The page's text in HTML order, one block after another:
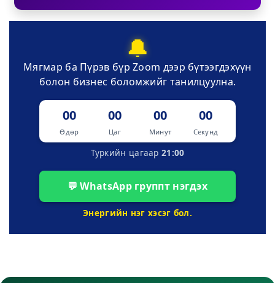
🔔
Мягмар ба Пүрэв бүр Zoom дээр бүтээгдэхүүн
болон бизнес боломжийг танилцуулна.
00
Өдөр
00
Цаг
00
Минут
00
Секунд
Туркийн цагаар 21:00
💬 WhatsApp группт нэгдэх
Энергийн нэг хэсэг бол.